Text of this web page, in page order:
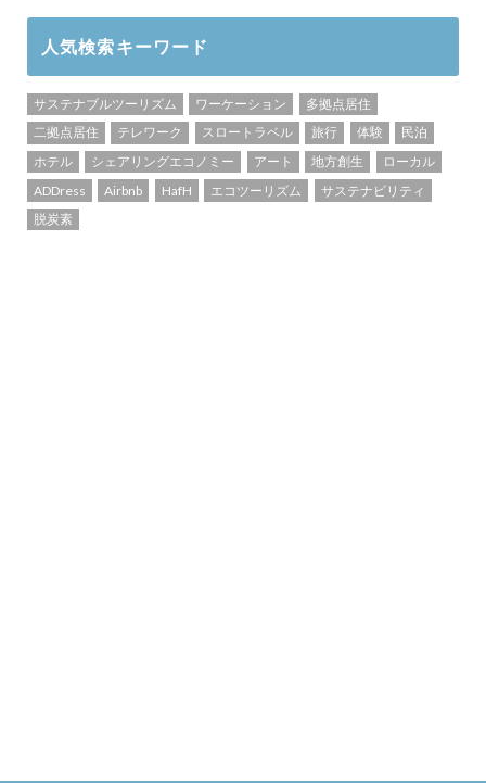
人気検索キーワード
サステナブルツーリズム ワーケーション
多拠点居住
二拠点居住
テレワーク スロートラベル 旅行 体験
民泊
ホテル
シェアリングエコノミー アート 地方創生
ローカル
ADDress
Airbnb HafH エコツーリズム
サステナビリティ
脱炭素